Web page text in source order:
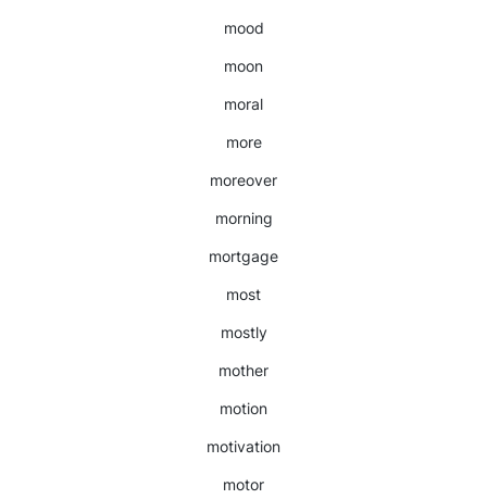
mood
moon
moral
more
moreover
morning
mortgage
most
mostly
mother
motion
motivation
motor